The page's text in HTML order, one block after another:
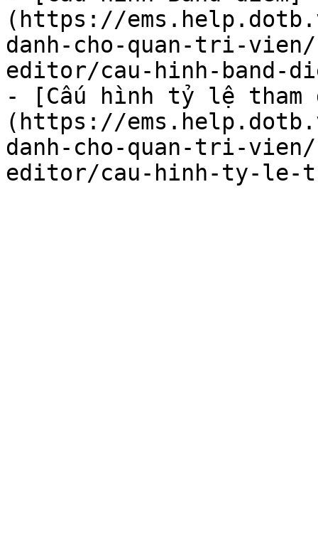
(https://
danh-cho-quan-tri-vien/
editor/cau-hinh-band-
- [Cấu hình tỷ lệ tham
(https://
danh-cho-quan-tri-vien/